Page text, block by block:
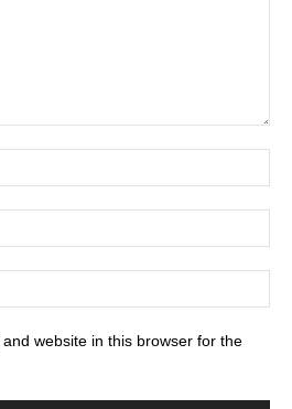
website in this browser for the